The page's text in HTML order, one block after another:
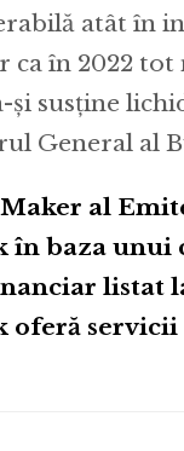
atât în
ca în 2022
susține
General al
al
baza unui
listat
oferă